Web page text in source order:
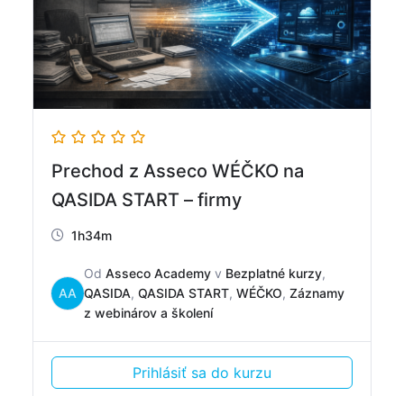
Prechod z Asseco WÉČKO na
QASIDA START – firmy
1h34m
AA
Od Asseco Academy v Bezplatné kurzy,
QASIDA, QASIDA START, WÉČKO, Záznamy
z webinárov a školení
Prihlásiť sa do kurzu